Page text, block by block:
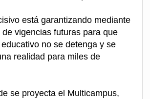
está garantizando mediante
de vigencias futuras para que
no se detenga y se
realidad para miles de
se proyecta el Multicampus,